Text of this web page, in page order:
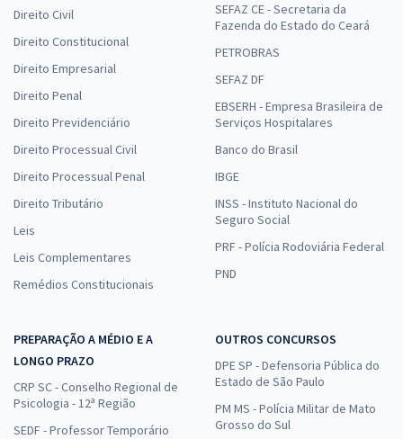
Direito Civil
Direito Constitucional
Direito Empresarial
Direito Penal
Direito Previdenciário
Direito Processual Civil
Direito Processual Penal
Direito Tributário
Leis
Leis Complementares
Remédios Constitucionais
SEFAZ CE - Secretaria da
Fazenda do Estado do Ceará
PETROBRAS
SEFAZ DF
EBSERH - Empresa Brasileira de
Serviços Hospitalares
Banco do Brasil
IBGE
INSS - Instituto Nacional do
Seguro Social
PRF - Polícia Rodoviária Federal
PND
PREPARAÇÃO A MÉDIO E A
LONGO PRAZO
CRP SC - Conselho Regional de
Psicologia - 12ª Região
SEDF - Professor Temporário
OUTROS CONCURSOS
DPE SP - Defensoria Pública do
Estado de São Paulo
PM MS - Polícia Militar de Mato
Grosso do Sul